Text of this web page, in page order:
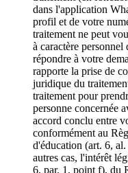
dans l'application
profil et de votre
traitement ne peut
à caractère personnel
répondre à votre
rapporte la prise de
juridique du
traitement pour
personne concernée
accord conclu entre
conformément au
d'éducation (art. 6,
autres cas, l'intérêt
6, par. 1, point f), du